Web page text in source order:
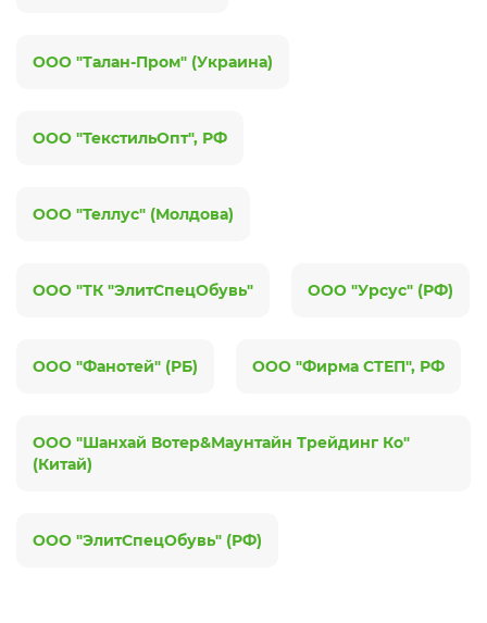
ООО "Талан-Пром" (Украина)
ООО "ТекстильОпт", РФ
ООО "Теллус" (Молдова)
ООО "ТК "ЭлитСпецОбувь" ООО "Урсус" (РФ)
ООО "Фанотей" (РБ) ООО "Фирма СТЕП", РФ
ООО "Шанхай Вотер&Маунтайн Трейдинг Ко"
(Китай)
ООО "ЭлитСпецОбувь" (РФ)